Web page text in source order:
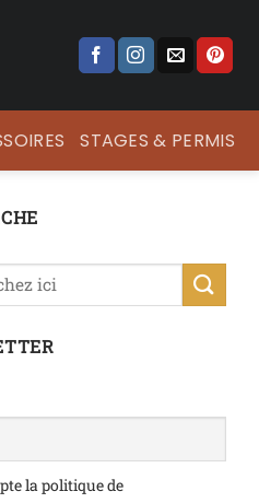
STAGES & PERMIS
la politique de